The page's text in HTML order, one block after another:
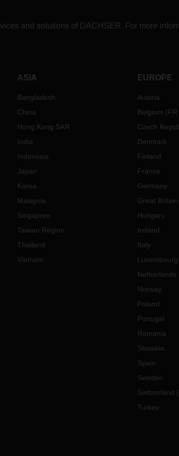
and solutions of DACHSER. For more
ASIA
Bangladesh
China
Hong Kong SAR
India
Indonesia
Japan
Korea
Malaysia
Singapore
Taiwan Region
Thailand
Vietnam
EUROPE
Austria
Belgium (FR
Czech
Denmark
Finland
France
Germany
Great Britain
Hungary
Ireland
Italy
Luxembourg
Netherlands
Norway
Poland
Portugal
Romania
Slovakia
Spain
Sweden
Switzerland (
Turkey